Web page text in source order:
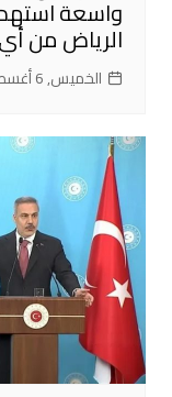
واسعة
الرياض من
الخميس, 6 أغسطس 2026, 18:29